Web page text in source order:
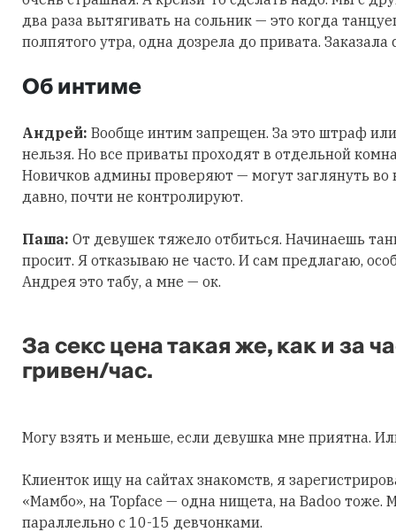
два раза вытягивать на сольник — это когда
полпятого утра, одна дозрела до привата.
Об интиме
Андрей: Вообще интим запрещен. За это штраф
нельзя. Но все приваты проходят в отдельной
Новичков админы проверяют — могут заглянуть во
давно, почти не контролируют.
Паша: От девушек тяжело отбиться. Начинаешь
просит. Я отказываю не часто. И сам предлагаю,
Андрея это табу, а мне — ок.
За секс цена такая же, как и за
гривен/час.
Могу взять и меньше, если девушка мне приятна.
Клиенток ищу на сайтах знакомств, я
«Мамбо», на Topface — одна нищета, на Badoo тоже.
параллельно с 10-15 девчонками.